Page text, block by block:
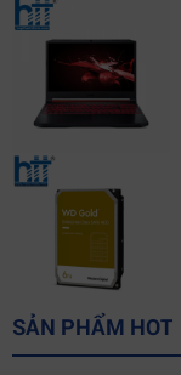
SẢN PHẨM HOT